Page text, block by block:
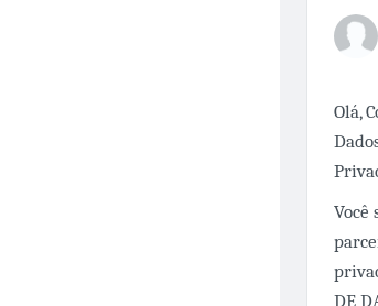
Olá,
Você
DE